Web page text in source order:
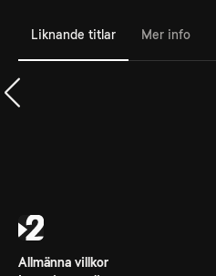
Liknande titlar Mer info
Allmänna villkor